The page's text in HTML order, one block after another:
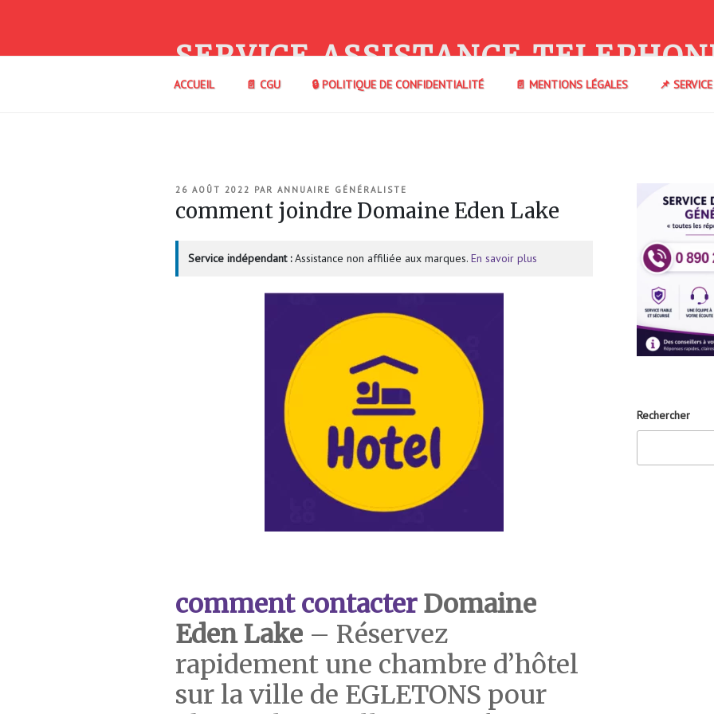
SERVICE ASSISTANCE
ACCUEIL 📄 CGU 🔒 POLITIQUE DE CONFIDENTIALITÉ 📄 MENTIONS LÉGALES 📌
PUBLIÉ
26 AOÛT 2022 PAR ANNUAIRE GÉNÉRALISTE
comment joindre Domaine Eden Lake
Service indépendant :Assistance non affiliée aux marques. En savoir plus
comment contacterDomaine
Eden Lake – Réservez
rapidement une chambre d’hôtel
sur la ville de EGLETONS pour
Rechercher